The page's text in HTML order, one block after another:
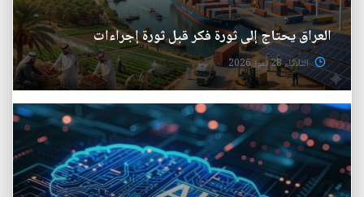
العراق يحتاج إلى ثورة فكر قبل ثورة إجراءات
الثلاثاء 28 تموز 2026